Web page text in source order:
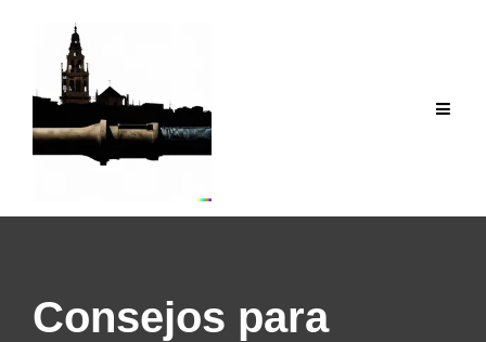
contenido
Consejos para